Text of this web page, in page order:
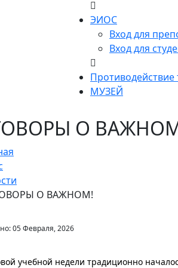
ЭИОС
Вход для
Вход для
МУЗЕЙ
О
О ВАЖНОМ!
05 Февраля, 2026
учебной недели традиционно